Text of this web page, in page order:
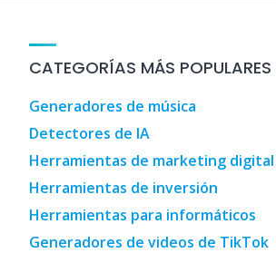
CATEGORÍAS MÁS POPULARES
Generadores de música
Detectores de IA
Herramientas de marketing digital
Herramientas de inversión
Herramientas para informáticos
Generadores de videos de TikTok